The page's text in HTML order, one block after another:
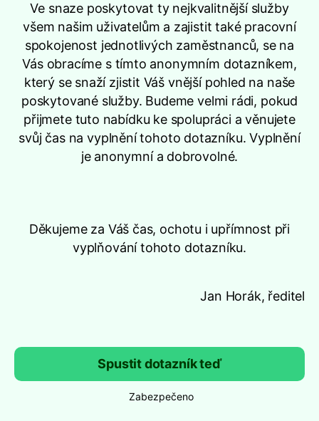
Ve snaze poskytovat ty nejkvalitnější služby
všem našim uživatelům a zajistit také pracovní
spokojenost jednotlivých zaměstnanců, se na
Vás obracíme s tímto anonymním dotazníkem,
který se snaží zjistit Váš vnější pohled na naše
poskytované služby. Budeme velmi rádi, pokud
přijmete tuto nabídku ke spolupráci a věnujete
svůj čas na vyplnění tohoto dotazníku. Vyplnění
je anonymní a dobrovolné.
Děkujeme za Váš čas, ochotu i upřímnost při
vyplňování tohoto dotazníku.
Jan Horák, ředitel
Spustit dotazník teď
Zabezpečeno